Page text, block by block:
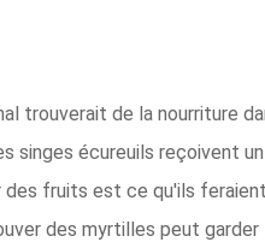
trouverait de la nourriture
singes écureuils reçoivent
des fruits est ce qu'ils
des myrtilles peut garder